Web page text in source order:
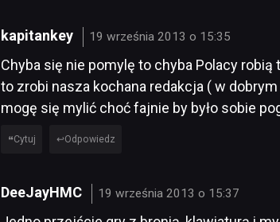
kapitankey 19 września 2013 o 15:35
Chyba się nie pomylę to chyba Polacy
to zrobi nasza kochana redakcja ( w
mogę się mylić choć fajnie by było sobie
Cytuj Odpowiedz
DeeJayHMC 19 września 2013 o 15:37